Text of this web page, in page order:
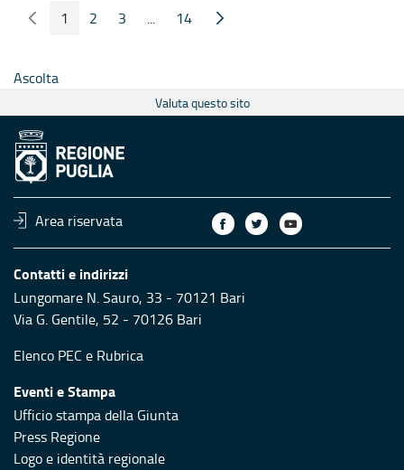
Pagina Precedente
Pagina
1 Pagina
2 Pagina
3 ...
Pagine intermedie
Pagina
14 Pagina Seguente
Ascolta
Valuta questo sito
Area riservata
Contatti e indirizzi
Lungomare N. Sauro, 33 - 70121 Bari
Via G. Gentile, 52 - 70126 Bari
Elenco PEC e Rubrica
Eventi e Stampa
Ufficio stampa della Giunta
Press Regione
Logo e identità regionale